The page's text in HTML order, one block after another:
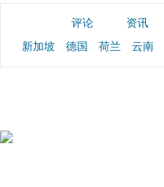
评论 资讯
新加坡
德国 荷兰 云南